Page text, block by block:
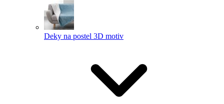
Deky na postel 3D motiv